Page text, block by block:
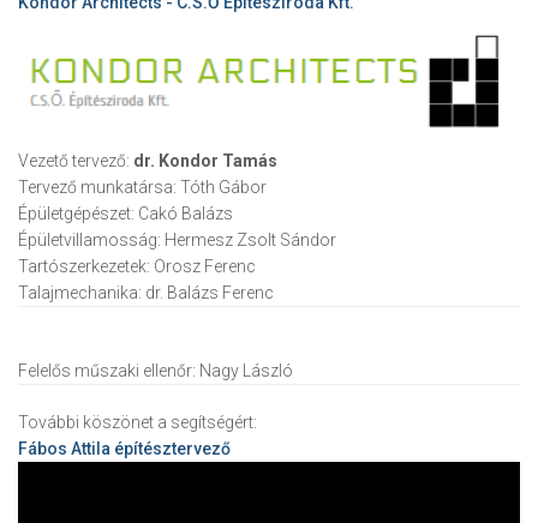
Vezető tervező: dr. Kondor Tamás
Tervező munkatársa: Tóth Gábor
Épületgépészet: Cakó Balázs
Épületvillamosság: Hermesz Zsolt Sándor
Tartószerkezetek: Orosz Ferenc
Talajmechanika: dr. Balázs Ferenc
Felelős műszaki ellenőr: Nagy László
További köszönet a segítségért:
Fábos Attila építésztervező